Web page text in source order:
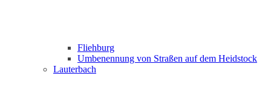
Fliehburg
Umbenennung von Straßen auf dem Heidstock
Lauterbach